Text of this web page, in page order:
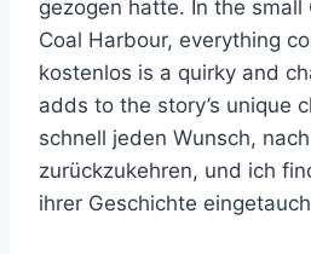
gezogen hatte. In the
Coal Harbour, everything
kostenlos is a quirky and
adds to the story’s unique
schnell jeden Wunsch,
zurückzukehren, und ich
ihrer Geschichte